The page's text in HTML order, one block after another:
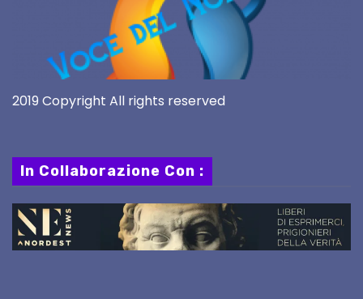
2019 Copyright All rights reserved
In Collaborazione Con :